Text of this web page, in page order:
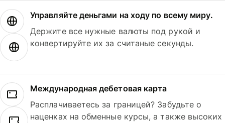
Управляйте деньгами на ходу по всему миру.
Держите все нужные валюты под рукой и
конвертируйте их за считаные секунды.
Международная дебетовая карта
Расплачиваетесь за границей? Забудьте о
наценках на обменные курсы, а также высоких